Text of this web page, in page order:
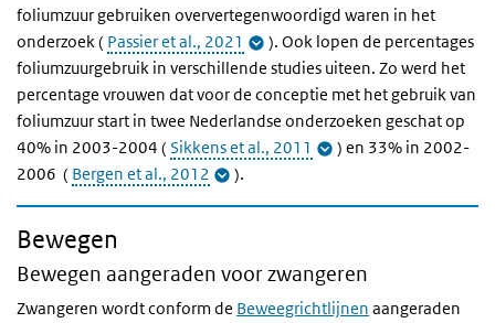
foliumzuur gebruiken oververtegenwoordigd waren in het
onderzoek ( Passier et al., 2021
). Ook lopen de percentages
foliumzuurgebruik in verschillende studies uiteen. Zo werd het
percentage vrouwen dat voor de conceptie met het gebruik van
foliumzuur start in twee Nederlandse onderzoeken geschat op
40% in 2003-2004 ( Sikkens et al., 2011
) en 33% in 2002-
2006 ( Bergen et al., 2012 ).
Bewegen
Bewegen aangeraden voor zwangeren
Zwangeren wordt conform de Beweegrichtlijnen aangeraden